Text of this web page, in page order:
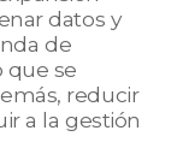
datos y
de
que se
reducir
a la gestión